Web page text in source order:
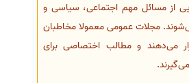
از مسائل مهم اجتماعی، سیاسی و
مجلات عمومی معمولا مخاطبان
می‌دهند و مطالب اختصاصی برای